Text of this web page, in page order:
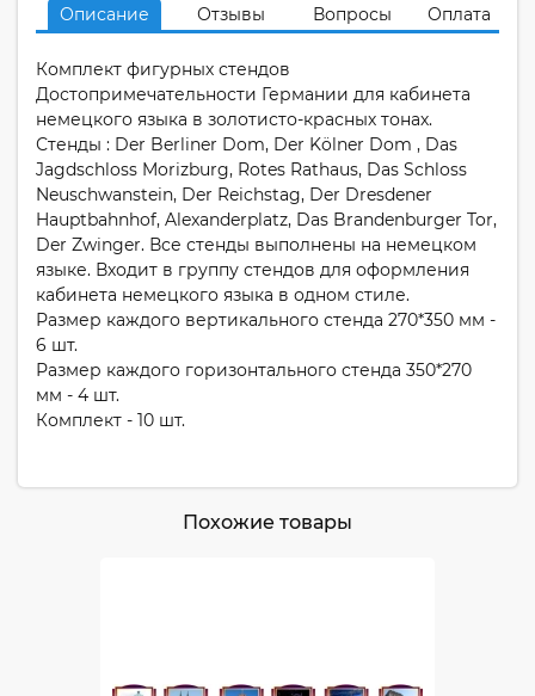
Описание Отзывы Вопросы Оплата
Комплект фигурных стендов
Достопримечательности Германии для кабинета
немецкого языка в золотисто-красных тонах.
Стенды : Der Berliner Dom, Der Kölner Dom , Das
Jagdschloss Morizburg, Rotes Rathaus, Das Schloss
Neuschwanstein, Der Reichstag, Der Dresdener
Hauptbahnhof, Alexanderplatz, Das Brandenburger Tor,
Der Zwinger. Все стенды выполнены на немецком
языке. Входит в группу стендов для оформления
кабинета немецкого языка в одном стиле.
Размер каждого вертикального стенда 270*350 мм -
6 шт.
Размер каждого горизонтального стенда 350*270
мм - 4 шт.
Комплект - 10 шт.
Похожие товары